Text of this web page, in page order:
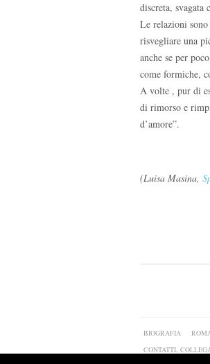
discreta, svagata
Le relazioni
risvegliare una
anche se per
come formiche,
A volte , pur di
di rimorso e
d’amore”.
(Luisa Masina,
BIOGRAFIA
CONTATTI,